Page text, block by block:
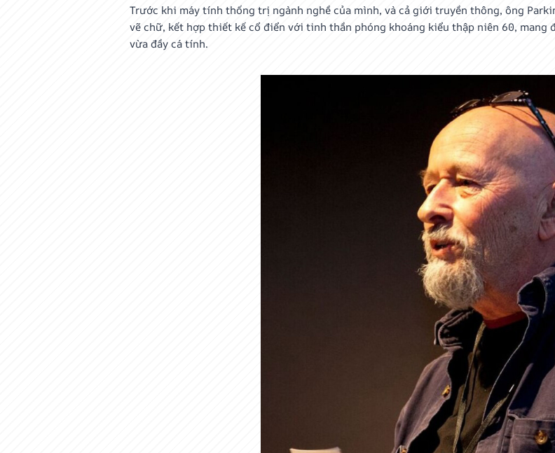
Trước khi máy tính thống trị ngành nghề của mình, và cả giới truyền thông, ông
vẽ chữ, kết hợp thiết kế cổ điển với tinh thần phóng khoáng kiểu thập niên 60, mang
vừa đầy cá tính.